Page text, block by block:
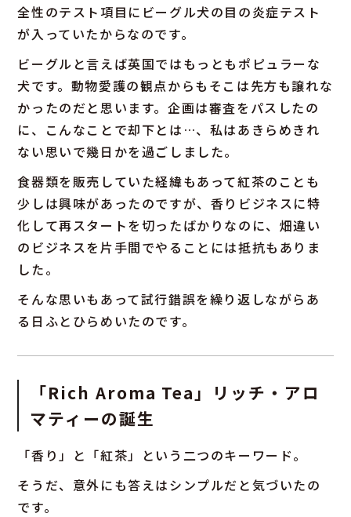
全性のテスト項目にビーグル犬の目の炎症テスト
が入っていたからなのです。
ビーグルと言えば英国ではもっともポピュラーな
犬です。動物愛護の観点からもそこは先方も譲れな
かったのだと思います。企画は審査をパスしたの
に、こんなことで却下とは…、私はあきらめきれ
ない思いで幾日かを過ごしました。
食器類を販売していた経緯もあって紅茶のことも
少しは興味があったのですが、香りビジネスに特
化して再スタートを切ったばかりなのに、畑違い
のビジネスを片手間でやることには抵抗もありま
した。
そんな思いもあって試行錯誤を繰り返しながらあ
る日ふとひらめいたのです。
「Rich Aroma Tea」リッチ・アロ
マティーの誕生
「香り」と「紅茶」という二つのキーワード。
そうだ、意外にも答えはシンプルだと気づいたの
です。